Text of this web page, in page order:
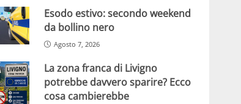
Esodo estivo: secondo weekend
da bollino nero
Agosto 7, 2026
La zona franca di Livigno
potrebbe davvero sparire? Ecco
cosa cambierebbe